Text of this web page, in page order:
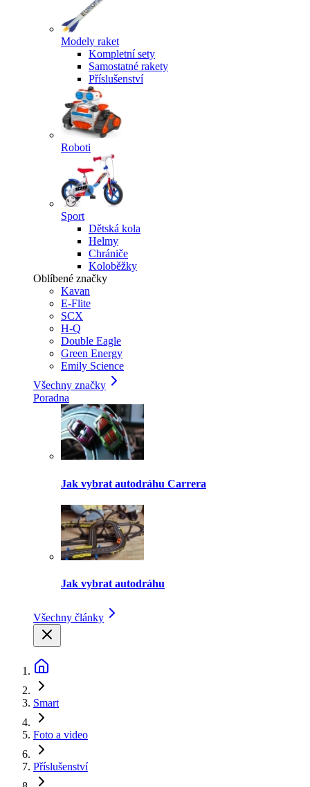
Modely raket
Kompletní sety
Samostatné rakety
Příslušenství
Roboti
Sport
Dětská kola
Helmy
Chrániče
Koloběžky
Oblíbené značky
Kavan
E-Flite
SCX
H-Q
Double Eagle
Green Energy
Emily Science
Všechny značky
Poradna
Jak vybrat autodráhu Carrera
Jak vybrat autodráhu
Všechny články
Smart
Foto a video
Příslušenství